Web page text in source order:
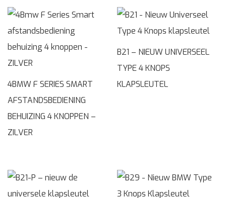
4BMW F SERIES SMART
AFSTANDSBEDIENING
BEHUIZING 4 KNOPPEN –
ZILVER
B21 – NIEUW UNIVERSEEL
TYPE 4 KNOPS
KLAPSLEUTEL